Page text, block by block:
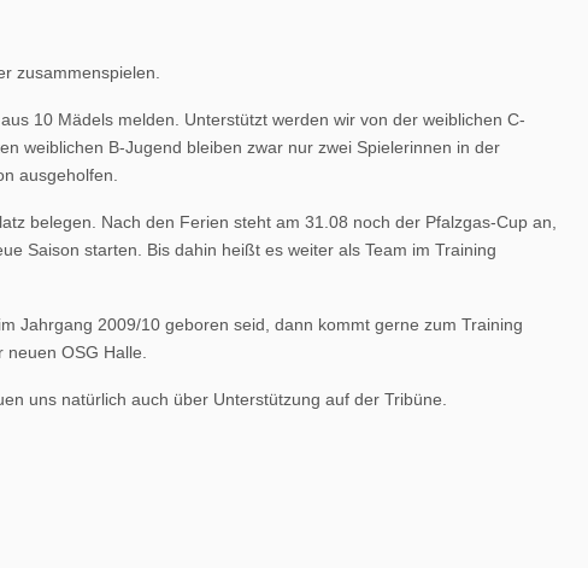
zusammenspielen.
10 Mädels melden. Unterstützt werden wir von der weiblichen C-
weiblichen B-Jugend bleiben zwar nur zwei Spielerinnen in der
ausgeholfen.
belegen. Nach den Ferien steht am 31.08 noch der Pfalzgas-Cup an,
Saison starten. Bis dahin heißt es weiter als Team im Training
Jahrgang 2009/10 geboren seid, dann kommt gerne zum Training
OSG Halle.
uns natürlich auch über Unterstützung auf der Tribüne.